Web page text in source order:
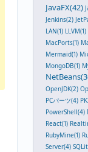
JavaFX(42)
Jenkins(2)
LAN(1) LLVM(1)
MacPorts(1)
Mermaid(1)
MongoDB(1)
OpenJDK(2)
PCパーツ(4)
PowerShell(4)
React(1)
RubyMine(1)
Server(4)